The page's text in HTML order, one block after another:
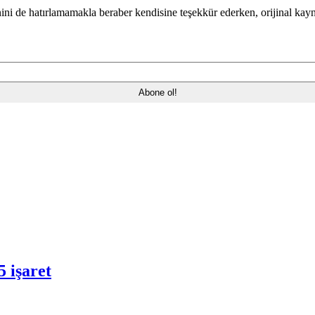
de hatırlamamakla beraber kendisine teşekkür ederken, orijinal
işaret